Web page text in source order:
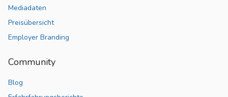
Mediadaten
Preisübersicht
Employer Branding
Community
Blog